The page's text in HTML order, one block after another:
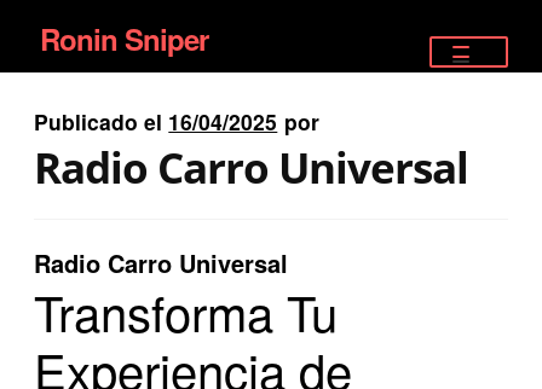
Ir
a
la
navegación
Ir
al
contenido
Ronin Sniper
EQUIPAMIENTO ÉLITE
RIFLES DEPORTIVOS
SATELITALES
Publicado el 16/04/2025 por
Radio Carro Universal
Radio Carro Universal
Transforma Tu
Experiencia de